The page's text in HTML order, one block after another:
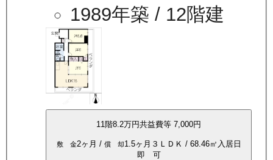
1989年築 / 12階建
11階8.2万円共益費等 7,000円
敷 金2ヶ月 / 償 却1.5ヶ月 ３ＬＤＫ / 68.46㎡ 入居日
即 可